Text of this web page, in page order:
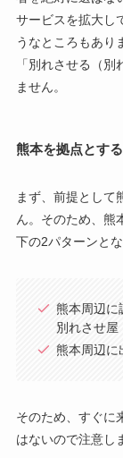
サービスを拡大し
うなところもあり
「別れさせる（
ません。
熊本を拠点とす
まず、前提として
ん。そのため、熊
下の2パターンとな
熊本周辺に
別れさせ屋
熊本周辺に
そのため、すぐに
はないので注意し